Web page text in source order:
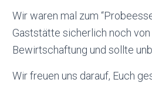
Wir waren mal zum
Gaststätte sicherlich noch
Bewirtschaftung und sollte
Wir freuen uns darauf, Euch